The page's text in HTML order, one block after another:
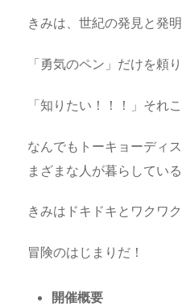
きみは、世紀の発見と発
「勇気のペン」だけを頼
「知りたい！！！」それ
なんでもトーキョーディ
まざまな人が暮らしている
きみはドキドキとワクワ
冒険のはじまりだ！
開催概要